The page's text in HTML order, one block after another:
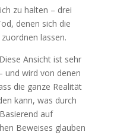
zu halten – drei
denen sich die
lassen.
Ansicht ist sehr
und wird von denen
die ganze Realität
kann, was durch
auf
Beweises glauben